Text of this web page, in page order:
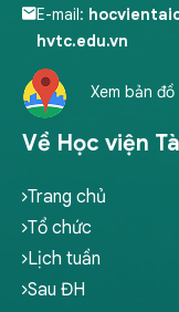
Về Học viện
Trang chủ
Tổ chức
Lịch tuần
Sau ĐH
E-mail:
hvtc.edu.vn
Xem bản